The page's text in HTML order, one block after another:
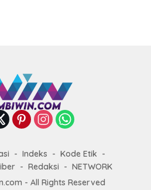
Indeks
Kode Etik
Redaksi
NETWORK
- All Rights Reserved